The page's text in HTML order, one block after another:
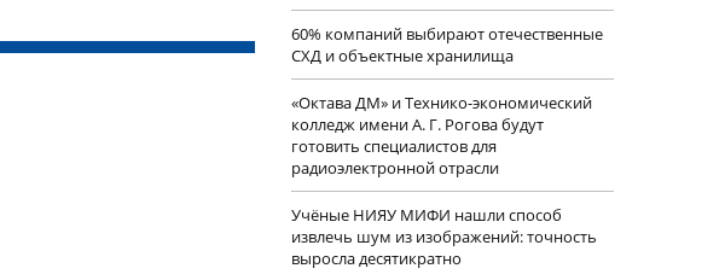
60% компаний выбирают отечественные
СХД и объектные хранилища
«Октава ДМ» и Технико-экономический
колледж имени А. Г. Рогова будут
готовить специалистов для
радиоэлектронной отрасли
Учëные НИЯУ МИФИ нашли способ
извлечь шум из изображений: точность
выросла десятикратно